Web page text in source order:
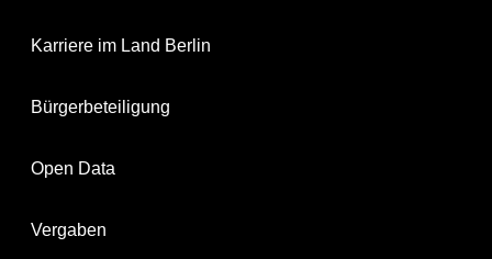
Karriere im Land Berlin
Bürgerbeteiligung
Open Data
Vergaben